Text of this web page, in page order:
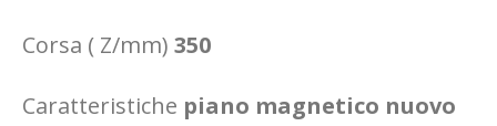
Corsa ( Z/mm) 350
Caratteristiche piano magnetico nuovo